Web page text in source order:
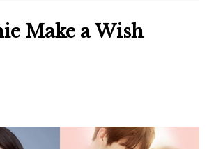
Make a Wish